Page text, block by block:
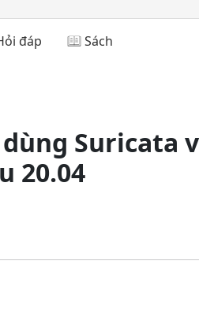
đáp Sách
Suricata
20.04